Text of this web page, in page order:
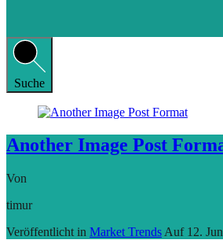
Suche
Another Image Post
Von
timur
Veröffentlicht in Market Trends Auf 12.